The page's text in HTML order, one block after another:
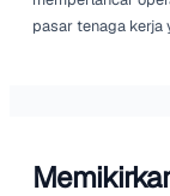
sekarang